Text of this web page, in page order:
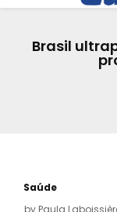
Brasil
Saúde
by Paula